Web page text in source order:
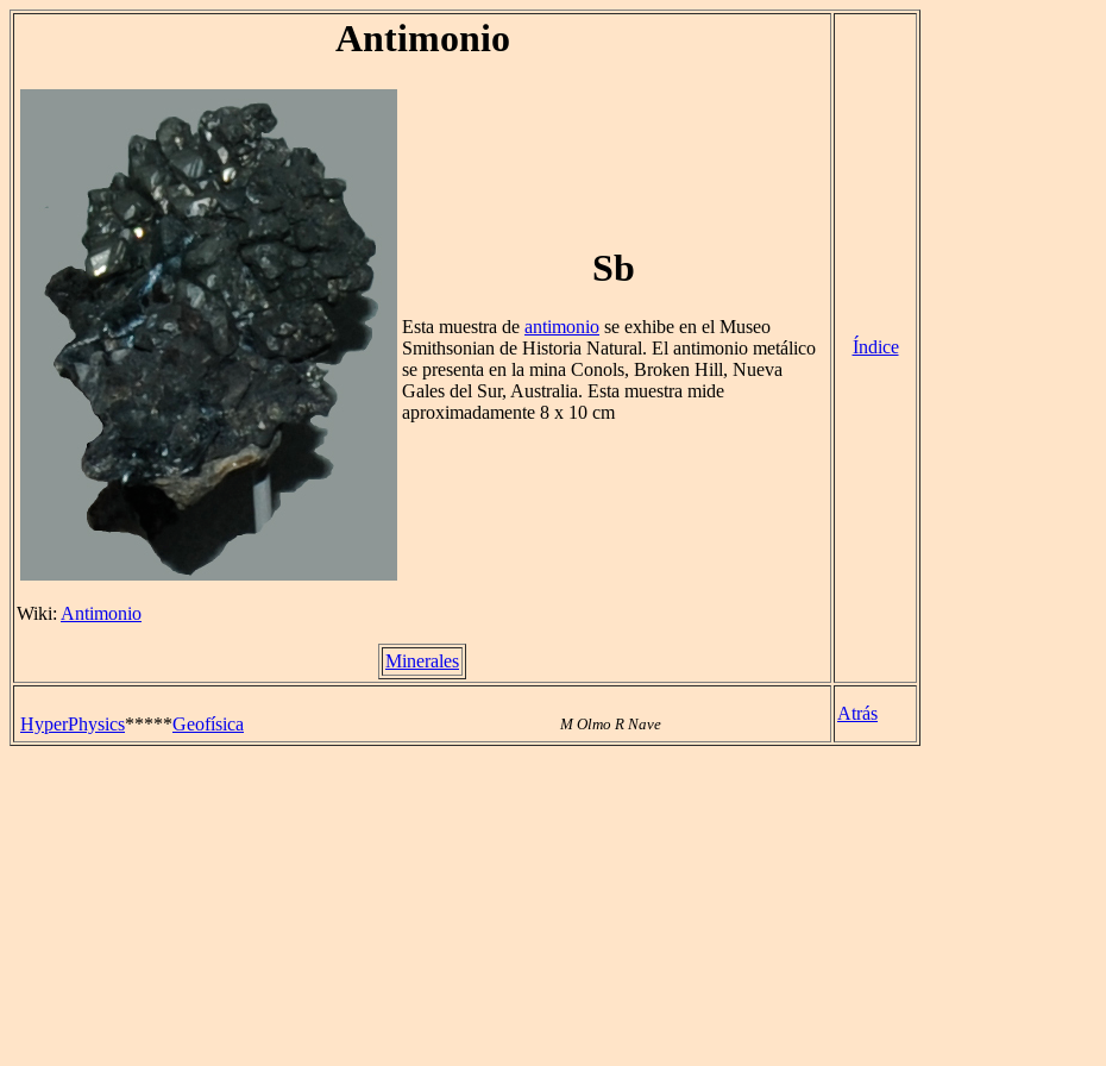
Antimonio
Sb
Esta muestra de antimonio se exhibe en el Museo
Smithsonian de Historia Natural. El antimonio metálico
se presenta en la mina Conols, Broken Hill, Nueva
Gales del Sur, Australia. Esta muestra mide
aproximadamente 8 x 10 cm
Wiki: Antimonio
Minerales
Índice
HyperPhysics*****Geofísica M Olmo R Nave
Atrás